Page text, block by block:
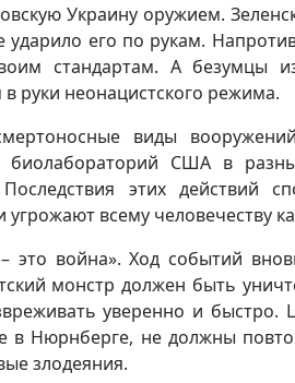
Украину оружием.
его по рукам.
стандартам. А безумцы
руки неонацистского режима.
виды
США в
этих действий
угрожают всему человечеству
это война». Ход событий
монстр должен быть
уверенно и быстро.
в Нюрнберге, не должны
злодеяния.